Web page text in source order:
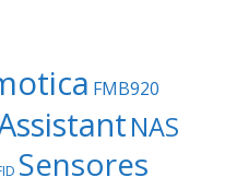
FMB920
NAS
Sensores